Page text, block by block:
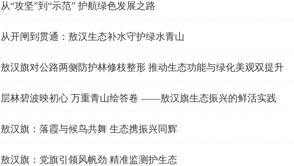
从“攻坚”到“示范” 护航绿色发展之路
从开闸到贯通：敖汉生态补水守护绿水青山
敖汉旗对公路两侧防护林修枝整形 推动生态功能与绿化美观双提升
层林碧波映初心 万重青山绘答卷 ——敖汉旗生态振兴的鲜活实践
敖汉旗：落霞与候鸟共舞 生态携振兴同辉
敖汉旗：党旗引领风帆劲 精准监测护生态